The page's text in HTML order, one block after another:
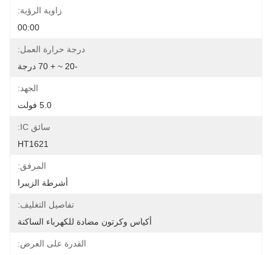
زاوية الرؤية:
00:00
درجة حرارة العمل:
-20 ~ + 70 درجة
الجهد:
5.0 فولت
سائق IC:
HT1621
المرفق:
أشرطة الزيبرا
تفاصيل التغليف:
أكياس وكرتون مضادة للكهرباء الساكنة
القدرة على العرض: